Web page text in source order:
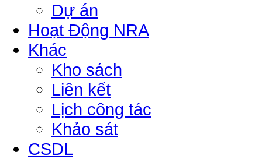
Dự án
Hoạt Động NRA
Khác
Kho sách
Liên kết
Lịch công tác
Khảo sát
CSDL